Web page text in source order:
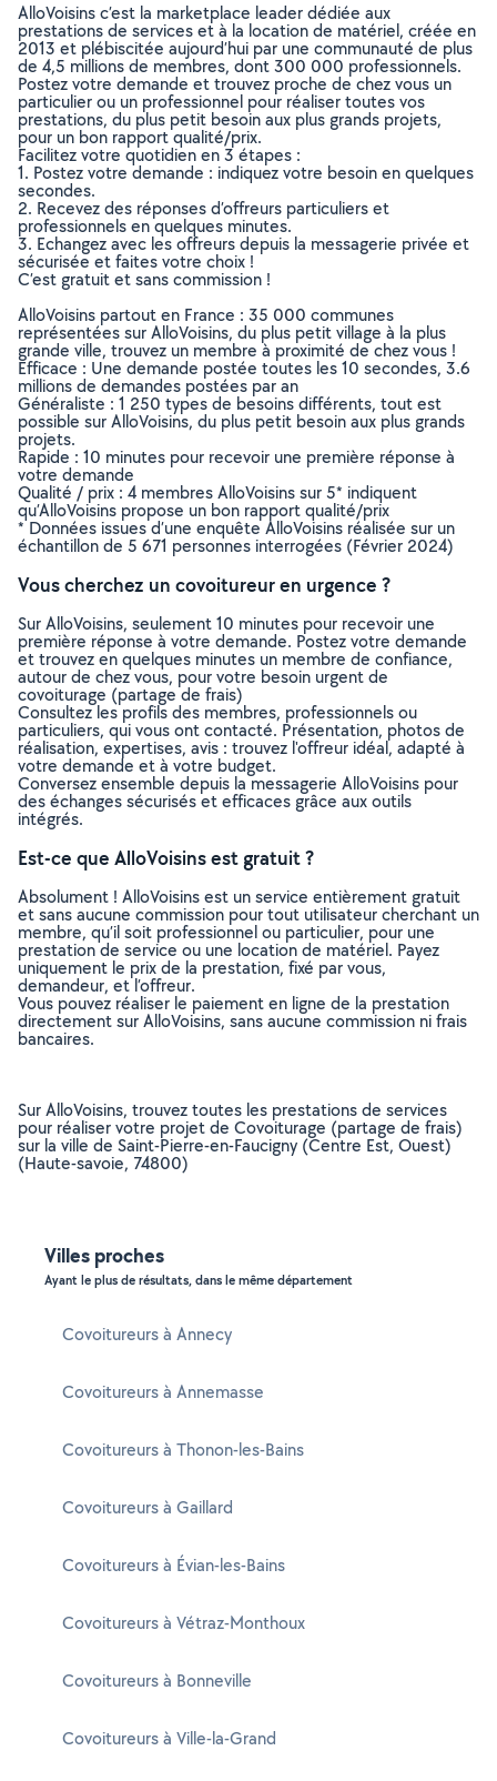
AlloVoisins c’est la marketplace leader dédiée aux
prestations de services et à la location de matériel, créée en
2013 et plébiscitée aujourd’hui par une communauté de plus
de 4,5 millions de membres, dont 300 000 professionnels.
Postez votre demande et trouvez proche de chez vous un
particulier ou un professionnel pour réaliser toutes vos
prestations, du plus petit besoin aux plus grands projets,
pour un bon rapport qualité/prix.
Facilitez votre quotidien en 3 étapes :
1. Postez votre demande : indiquez votre besoin en quelques
secondes.
2. Recevez des réponses d’offreurs particuliers et
professionnels en quelques minutes.
3. Echangez avec les offreurs depuis la messagerie privée et
sécurisée et faites votre choix !
C’est gratuit et sans commission !
AlloVoisins partout en France : 35 000 communes
représentées sur AlloVoisins, du plus petit village à la plus
grande ville, trouvez un membre à proximité de chez vous !
Efficace : Une demande postée toutes les 10 secondes, 3.6
millions de demandes postées par an
Généraliste : 1 250 types de besoins différents, tout est
possible sur AlloVoisins, du plus petit besoin aux plus grands
projets.
Rapide : 10 minutes pour recevoir une première réponse à
votre demande
Qualité / prix : 4 membres AlloVoisins sur 5* indiquent
qu’AlloVoisins propose un bon rapport qualité/prix
* Données issues d’une enquête AlloVoisins réalisée sur un
échantillon de 5 671 personnes interrogées (Février 2024)
Vous cherchez un covoitureur en urgence ?
Sur AlloVoisins, seulement 10 minutes pour recevoir une
première réponse à votre demande. Postez votre demande
et trouvez en quelques minutes un membre de confiance,
autour de chez vous, pour votre besoin urgent de
covoiturage (partage de frais)
Consultez les profils des membres, professionnels ou
particuliers, qui vous ont contacté. Présentation, photos de
réalisation, expertises, avis : trouvez l'offreur idéal, adapté à
votre demande et à votre budget.
Conversez ensemble depuis la messagerie AlloVoisins pour
des échanges sécurisés et efficaces grâce aux outils
intégrés.
Est-ce que AlloVoisins est gratuit ?
Absolument ! AlloVoisins est un service entièrement gratuit
et sans aucune commission pour tout utilisateur cherchant un
membre, qu’il soit professionnel ou particulier, pour une
prestation de service ou une location de matériel. Payez
uniquement le prix de la prestation, fixé par vous,
demandeur, et l’offreur.
Vous pouvez réaliser le paiement en ligne de la prestation
directement sur AlloVoisins, sans aucune commission ni frais
bancaires.
Sur AlloVoisins, trouvez toutes les prestations de services
pour réaliser votre projet de Covoiturage (partage de frais)
sur la ville de Saint-Pierre-en-Faucigny (Centre Est, Ouest)
(Haute-savoie, 74800)
Villes proches
Ayant le plus de résultats, dans le même département
Covoitureurs à Annecy
Covoitureurs à Annemasse
Covoitureurs à Thonon-les-Bains
Covoitureurs à Gaillard
Covoitureurs à Évian-les-Bains
Covoitureurs à Vétraz-Monthoux
Covoitureurs à Bonneville
Covoitureurs à Ville-la-Grand